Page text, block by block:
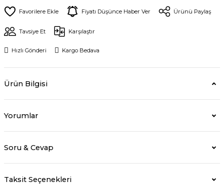
Fiyatı Düşünce Haber Ver Ürünü Paylaş
Tavsiye Et Karşılaştır
Hızlı Gönderi Kargo Bedava
Ürün Bilgisi
Yorumlar
Soru & Cevap
Taksit Seçenekleri